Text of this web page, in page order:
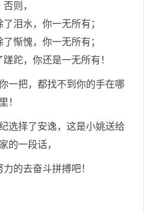
否则，
泪水，你一无所有；
惭愧，你一无所有；
跎，你还是一无所有！
一把，都找不到你的手在哪
里！
选择了安逸，这是小姚送给
的一段话，
的去奋斗拼搏吧！